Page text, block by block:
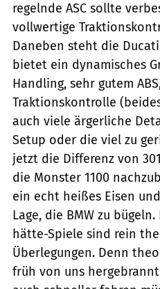
regelnde ASC sollte
vollwertige
Daneben steht die Ducati
bietet ein dynamisches
Handling, sehr gutem
Traktionskontrolle
auch viele ärgerliche
Setup oder die viel zu
jetzt die Differenz von
die Monster 1100
ein echt heißes Eisen
Lage, die BMW zu
hätte-Spiele sind rein
Überlegungen. Denn
früh von uns